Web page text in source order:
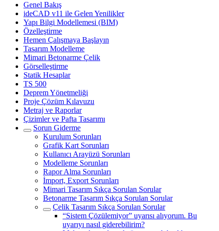
Genel Bakış
ideCAD v11 ile Gelen Yenilikler
Yapı Bilgi Modellemesi (BIM)
Özelleştirme
Hemen Çalışmaya Başlayın
Tasarım Modelleme
Mimari Betonarme Çelik
Görselleştirme
Statik Hesaplar
TS 500
Deprem Yönetmeliği
Proje Çözüm Kılavuzu
Metraj ve Raporlar
Çizimler ve Pafta Tasarımı
Sorun Giderme
Kurulum Sorunları
Grafik Kart Sorunları
Kullanıcı Arayüzü Sorunları
Modelleme Sorunları
Rapor Alma Sorunları
İmport, Export Sorunları
Mimari Tasarım Sıkça Sorulan Sorular
Betonarme Tasarım Sıkça Sorulan Sorular
Çelik Tasarım Sıkça Sorulan Sorular
“Sistem Çözülemiyor” uyarısı alıyorum. Bu
uyarıyı nasıl giderebilirim?